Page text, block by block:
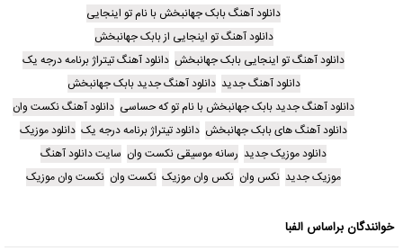
دانلود آهنگ بابک جهانبخش با نام تو اینجایی
دانلود آهنگ تو اینجایی از بابک جهانبخش
دانلود آهنگ تو اینجایی بابک جهانبخش دانلود آهنگ تیتراژ برنامه درجه یک
دانلود آهنگ جدید دانلود آهنگ جدید بابک جهانبخش
دانلود آهنگ جدید بابک جهانبخش با نام تو که حساسی دانلود آهنگ نکست وان
دانلود آهنگ های بابک جهانبخش دانلود تیتراژ برنامه درجه یک دانلود موزیک
دانلود موزیک جدید رسانه موسیقی نکست وان سایت دانلود آهنگ
موزیک جدید نکس وان نکس وان موزیک نکست وان نکست وان موزیک
خوانندگان براساس الفبا